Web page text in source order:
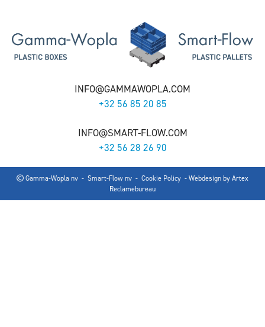
INFO@GAMMAWOPLA.COM
+32 56 85 20 85
INFO@SMART-FLOW.COM
+32 56 28 26 90
Gamma-Wopla nv - Smart-Flow nv - Cookie Policy - Webdesign byArtex
Reclamebureau